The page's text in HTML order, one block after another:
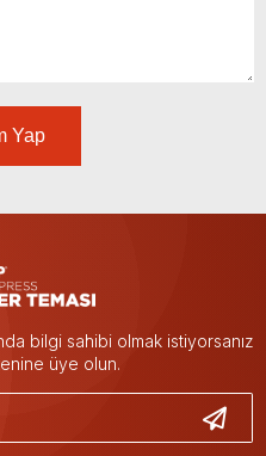
Yap
bilgi sahibi olmak istiyorsanız
üye olun.